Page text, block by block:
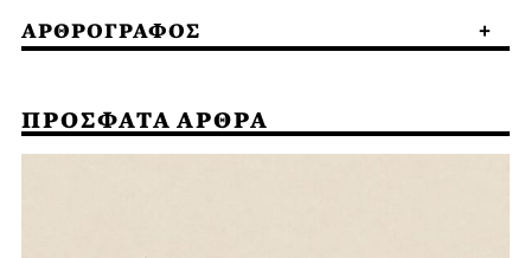
ΑΡΘΡΟΓΡΑΦΟΣ
ΠΡΟΣΦΑΤΑ ΑΡΘΡΑ